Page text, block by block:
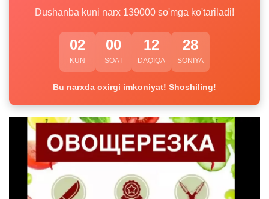
Dushanba kuni narx 139000 so'mga ko'tariladi!
02
KUN
00
SOAT
12
DAQIQA
28
SONIYA
Bu narxda oxirgi imkoniyat! Shoshiling!